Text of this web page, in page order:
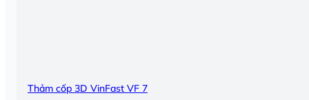
Thảm cốp 3D VinFast VF 7